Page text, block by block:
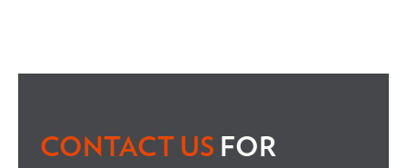
CONTACT US FOR